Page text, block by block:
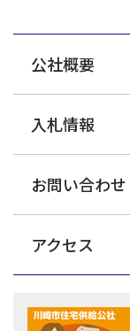
公社概要
入札情報
お問い合わせ
アクセス